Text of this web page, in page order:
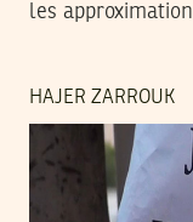
les
HAJER ZARROUK